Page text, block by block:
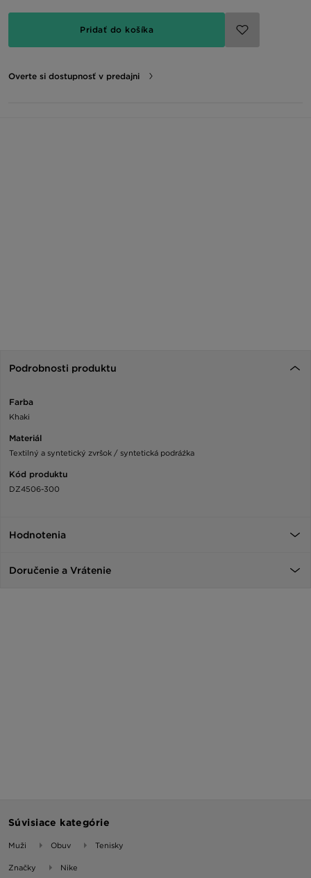
Pridať do košíka
Overte si dostupnosť v predajni
Podrobnosti produktu
Farba
Khaki
Materiál
Textilný a syntetický zvršok / syntetická podráźka
Kód produktu
DZ4506-300
Hodnotenia
Doručenie a Vrátenie
Súvisiace kategórie
Muži Obuv Tenisky
Značky Nike